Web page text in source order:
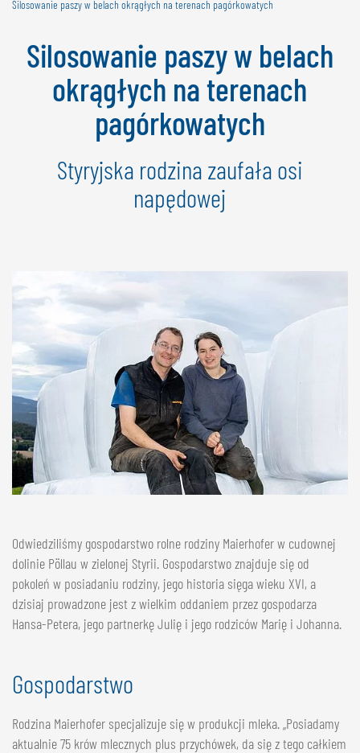
NEDERLANDS
DEUTSCH
SZWAJCARIA
GÖWEIL Schweiz
Silosowanie paszy w belach okrągłych na terenach pagórkowatych
Silosowanie paszy w belach
okrągłych na terenach
pagórkowatych
Styryjska rodzina zaufała osi
napędowej
Odwiedziliśmy gospodarstwo rolne rodziny Maierhofer w cudownej
dolinie Pöllau w zielonej Styrii. Gospodarstwo znajduje się od
pokoleń w posiadaniu rodziny, jego historia sięga wieku XVI, a
dzisiaj prowadzone jest z wielkim oddaniem przez gospodarza
Hansa-Petera, jego partnerkę Julię i jego rodziców Marię i Johanna.
Gospodarstwo
Rodzina Maierhofer specjalizuje się w produkcji mleka. „Posiadamy
aktualnie 75 krów mlecznych plus przychówek, da się z tego całkiem